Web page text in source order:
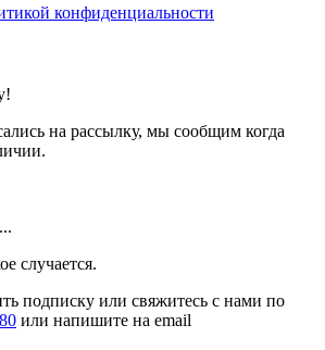
конфиденциальности
на рассылку, мы сообщим когда
случается.
подписку или свяжитесь с нами по
или напишите на email